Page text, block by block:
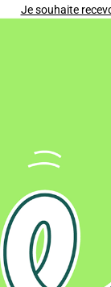
Je souhaite